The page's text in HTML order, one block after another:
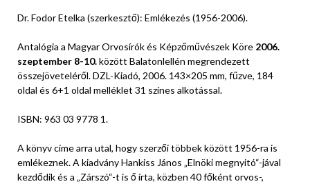
Dr. Fodor Etelka (szerkesztő): Emlékezés (1956-2006).
Antalógia a Magyar Orvosírók és Képzőművészek Köre 2006.
szeptember 8-10.között Balatonlellén megrendezett
összejöveteléről. DZL-Kiadó, 2006. 143×205 mm, fűzve, 184
oldal és 6+1 oldal melléklet 31 színes alkotással.
ISBN: 963 03 9778 1.
A könyv címe arra utal, hogy szerzői többek között 1956-ra is
emlékeznek. A kiadvány Hankiss János „Elnöki megnyitó“-jával
kezdődik és a „Zárszó“-t is ő írta, közben 40 főként orvos-,